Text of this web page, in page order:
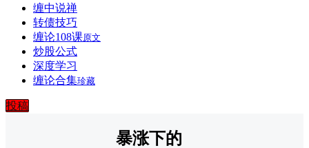
缠中说禅
转债技巧
缠论108课原文
炒股公式
深度学习
缠论合集珍藏
投稿
暴涨下的